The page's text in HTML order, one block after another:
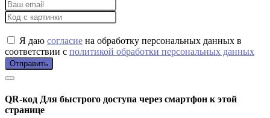
Я даю согласие на обработку персональных данных в
соответствии с политикой обработки персональных данных
Отправить
QR-код Для быстрого доступа через смартфон к этой
странице